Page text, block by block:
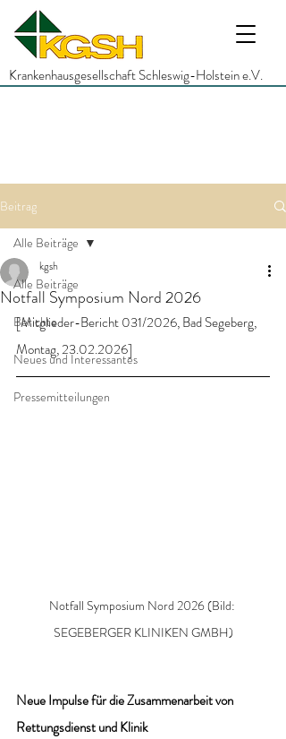
Krankenhausgesellschaft Schleswig-Holstein e.V.
Beitrag
Alle Beiträge
Berichte
Neues und Interessantes
Pressemitteilungen
Alle Beiträge
Notfall Symposium Nord 2026
kgsh
[Mitglieder-Bericht 031/2026, Bad Segeberg,
Montag, 23.02.2026]
Notfall Symposium Nord 2026 (Bild:
SEGEBERGER KLINIKEN GMBH)
Neue Impulse für die Zusammenarbeit von
Rettungsdienst und Klinik